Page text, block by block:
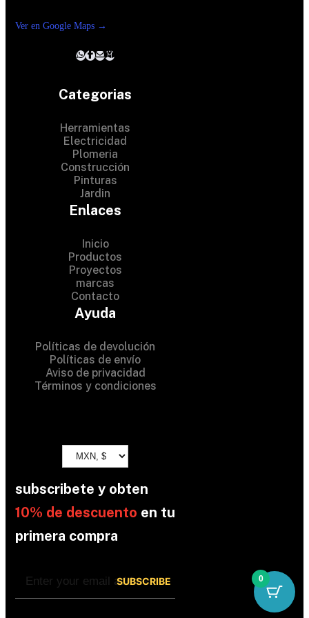
Ver en Google Maps →
Categorias
Herramientas
Electricidad
Plomeria
Construcción
Pinturas
Jardin
Enlaces
Inicio
Productos
Proyectos
marcas
Contacto
Ayuda
Políticas de devolución
Políticas de envío
Aviso de privacidad
Términos y condiciones
subscribete y obten
10% de descuento en tu
primera compra
0